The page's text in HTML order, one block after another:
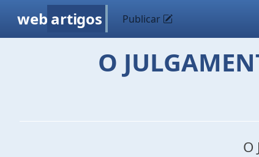
web artigos Publicar
O
O